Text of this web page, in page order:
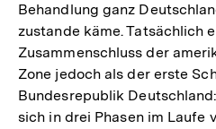
Behandlung ganz
zustande käme. Tatsächlich
Zusammenschluss der
Zone jedoch als der erste
Bundesrepublik
sich in drei Phasen im Laufe